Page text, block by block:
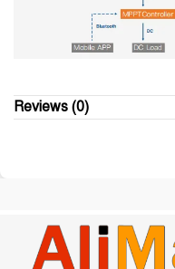
Reviews (0)